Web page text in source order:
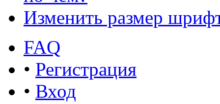
Изменить размер
FAQ
• Регистрация
• Вход